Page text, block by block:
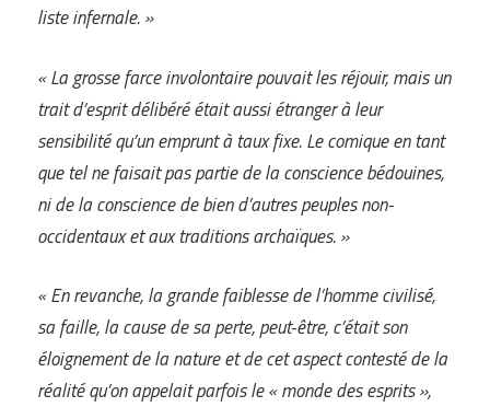
liste infernale. »
« La grosse farce involontaire pouvait les réjouir, mais un
trait d’esprit délibéré était aussi étranger à leur
sensibilité qu’un emprunt à taux fixe. Le comique en tant
que tel ne faisait pas partie de la conscience bédouines,
ni de la conscience de bien d’autres peuples non-
occidentaux et aux traditions archaïques. »
« En revanche, la grande faiblesse de l’homme civilisé,
sa faille, la cause de sa perte, peut-être, c’était son
éloignement de la nature et de cet aspect contesté de la
réalité qu’on appelait parfois le « monde des esprits »,